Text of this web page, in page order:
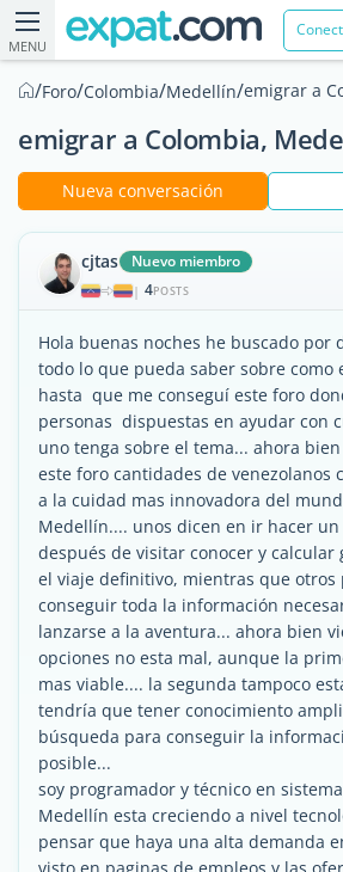
MENU
/Foro/Colombia/Medellín/emigrar a
emigrar a Colombia,
Nueva conversación
cjtas Nuevo miembro
| 4POSTS
Hola buenas noches he buscado por
todo lo que pueda saber sobre como
hasta que me conseguí este foro
personas dispuestas en ayudar con
uno tenga sobre el tema... ahora
este foro cantidades de venezolanos
a la cuidad mas innovadora del
Medellín.... unos dicen en ir hacer
después de visitar conocer y calcular
el viaje definitivo, mientras que otros
conseguir toda la información
lanzarse a la aventura... ahora bien
opciones no esta mal, aunque la
mas viable.... la segunda tampoco
tendría que tener conocimiento
búsqueda para conseguir la
posible...
soy programador y técnico en
Medellín esta creciendo a nivel
pensar que haya una alta demanda